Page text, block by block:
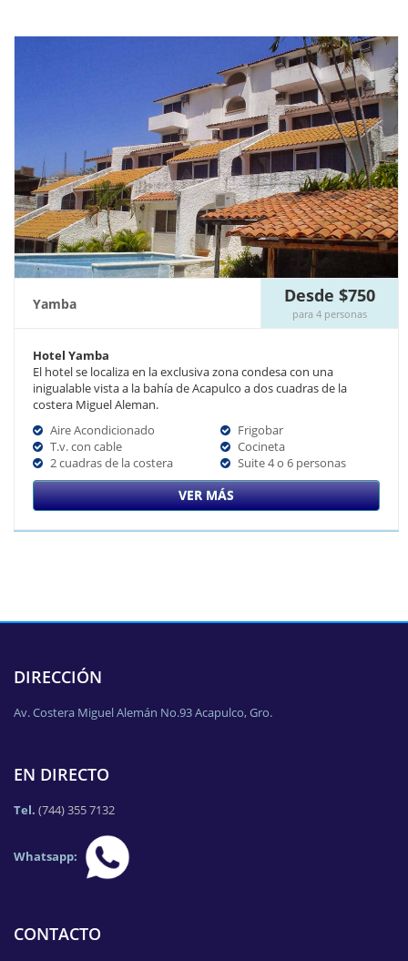
Yamba Desde $750
para 4 personas
Hotel Yamba
El hotel se localiza en la exclusiva zona condesa con una
inigualable vista a la bahía de Acapulco a dos cuadras de la
costera Miguel Aleman.
Aire Acondicionado
T.v. con cable
2 cuadras de la costera
Frigobar
Cocineta
Suite 4 o 6 personas
VER MÁS
DIRECCIÓN
Av. Costera Miguel Alemán No.93 Acapulco, Gro.
EN DIRECTO
Tel. (744) 355 7132
Whatsapp:
CONTACTO